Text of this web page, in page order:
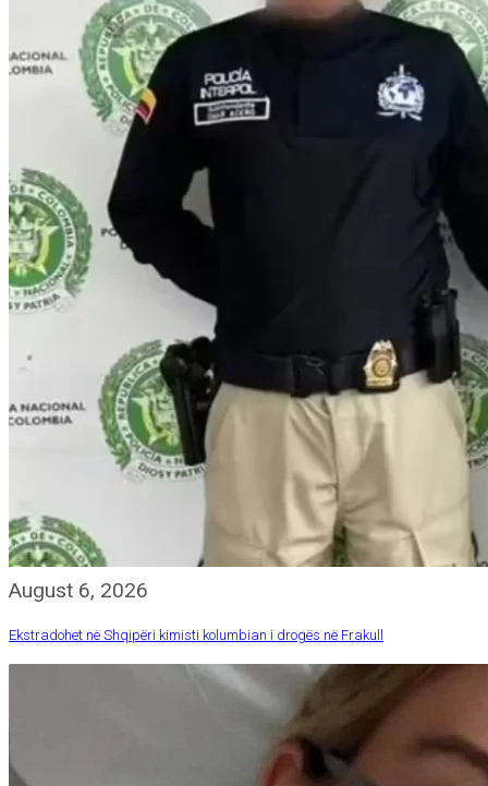
August 6, 2026
Ekstradohet në Shqipëri kimisti kolumbian i drogës në Frakull